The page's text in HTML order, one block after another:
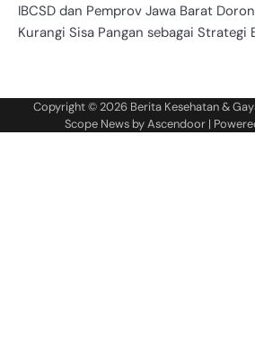
IBCSD dan Pemprov Jawa Barat
Kurangi Sisa Pangan sebagai Strategi
Copyright © 2026 Berita Kesehatan &
Scope News byAscendoor|